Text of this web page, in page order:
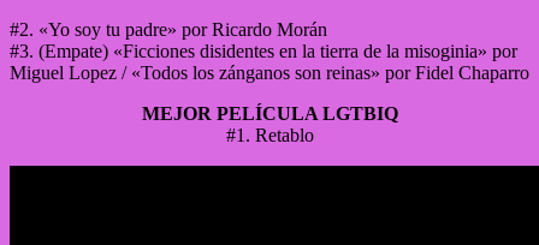
#2. «Yo soy tu padre» por Ricardo Morán
#3. (Empate) «Ficciones disidentes en la tierra de la misoginia» por
Miguel Lopez / «Todos los zánganos son reinas» por Fidel Chaparro
MEJOR PELÍCULA LGTBIQ
#1. Retablo